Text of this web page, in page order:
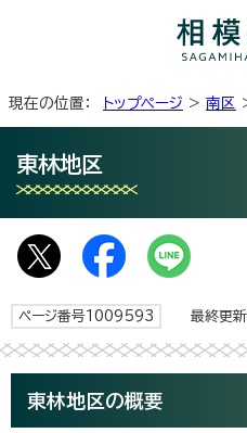
現在の位置： トップページ > 南区
東林地区
ページ番号1009593 最終更新
東林地区の概要